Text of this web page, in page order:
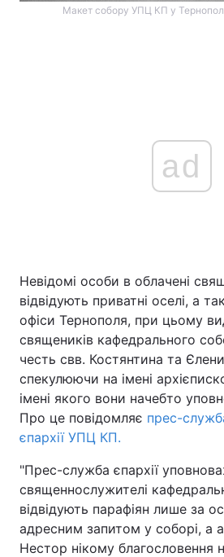
Макет собору УПЦ КП у
ad
Невідомі особи в облачені
відвідують приватні оселі, а
офіси Тернополя, при цьому
священиків кафедрального
честь свв. Костянтина та
спекулюючи на імені
імені якого вони начебто
Про це повідомляє прес-
єпархії УПЦ КП.
"Прес-служба єпархії
священнослужителі
відвідують парафіян лише за
адресним запитом у соборі, а
Нестор нікому благословення